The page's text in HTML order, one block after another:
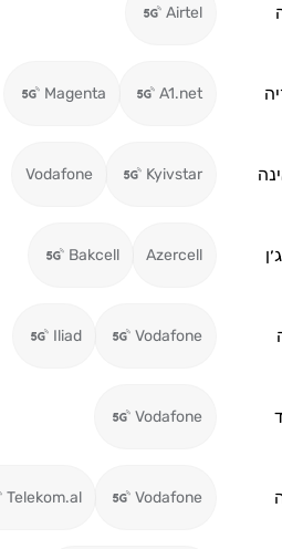
Airtel
A1.net
Magenta
Kyivstar
Vodafone
Azercell
Bakcell
Vodafone
Iliad
Vodafone
Vodafone
Telekom.al